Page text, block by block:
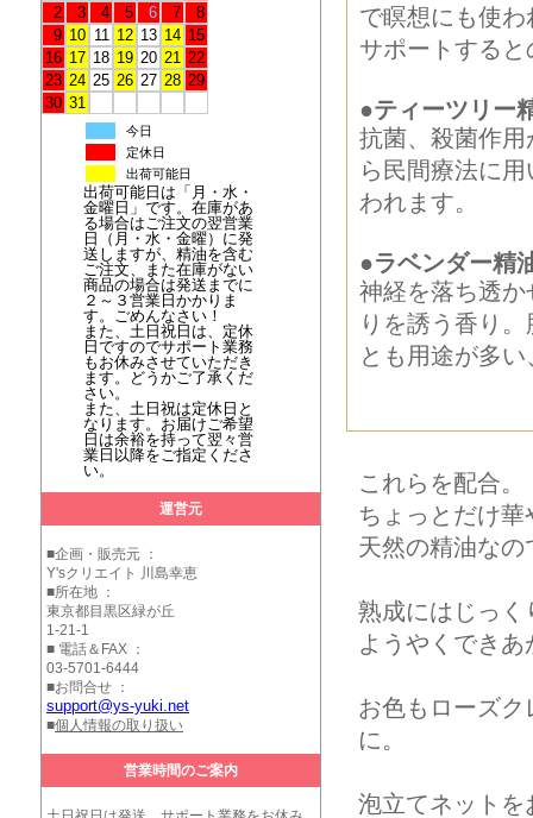
2
3 4 5 6 7
8
9 10 11 12 13 14 15
16 17 18 19 20 21 22
23 24 25 26 27 28 29
30 31
今日
定休日
出荷可能日
出荷可能日は「月・水・
金曜日」です。在庫があ
る場合はご注文の翌営業
日（月・水・金曜）に発
送しますが、精油を含む
ご注文、また在庫がない
商品の場合は発送までに
２～３営業日かかりま
す。ごめんなさい！
また、土日祝日は、定休
日ですのでサポート業務
もお休みさせていただき
ます。どうかご了承くだ
さい。
また、土日祝は定休日と
なります。お届けご希望
日は余裕を持って翌々営
業日以降をご指定くださ
い。
運営元
■企画・販売元 ：
Y'sクリエイト 川島幸恵
■所在地 ：
東京都目黒区緑が丘
1-21-1
■ 電話＆FAX ：
03-5701-6444
■お問合せ ：
support@ys-yuki.net
■個人情報の取り扱い
営業時間のご案内
で瞑想にも使
サポートする
●ティーツリー
抗菌、殺菌作
ら民間療法に
われます。
●ラベンダー精
神経を落ち透
りを誘う香り
とも用途が多
これらを配合。
ちょっとだけ
天然の精油な
熟成にはじっく
ようやくでき
お色もローズ
に。
泡立てネットを